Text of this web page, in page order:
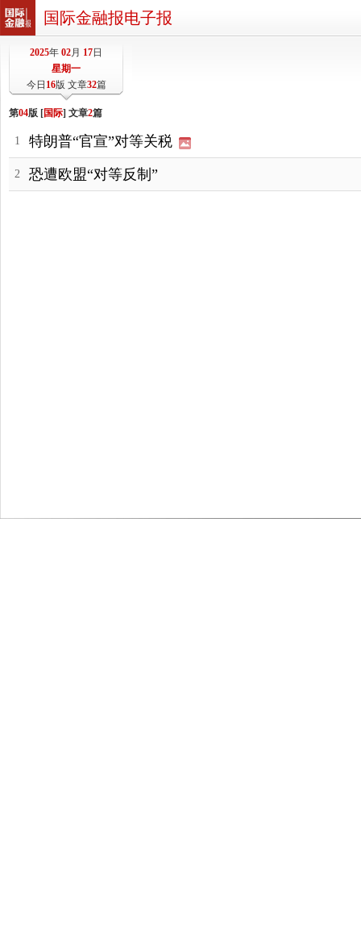
国际金融报电子报
2025年 02月 17日
星期一
今日 16版 文章32篇
第04版 [国际] 文章2篇
1 特朗普“官宣”对等关税
2 恐遭欧盟“对等反制”